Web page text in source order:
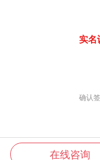
实名
确认
在线咨询